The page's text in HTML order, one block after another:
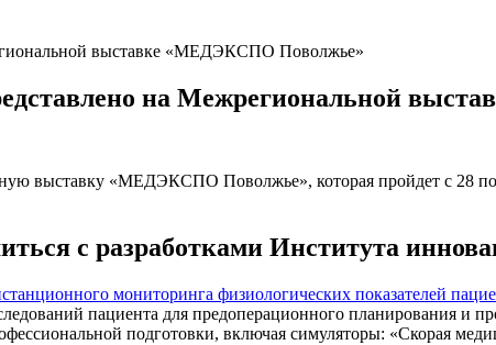
выставке «МЕДЭКСПО Поволжье»
на Межрегиональной
выставку «МЕДЭКСПО Поволжье», которая пройдет с 28 по
с разработками Института
мониторинга физиологических показателей
пациента для предоперационного планирования и
подготовки, включая симуляторы: «Скорая